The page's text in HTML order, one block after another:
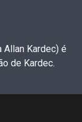
Kardec) é
de Kardec.